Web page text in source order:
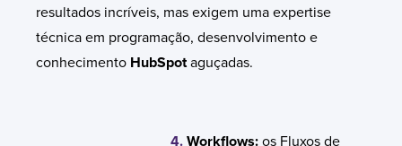
resultados incríveis, mas exigem uma expertise
técnica em programação, desenvolvimento e
conhecimento HubSpotaguçadas.
4. Workflows: os Fluxos de